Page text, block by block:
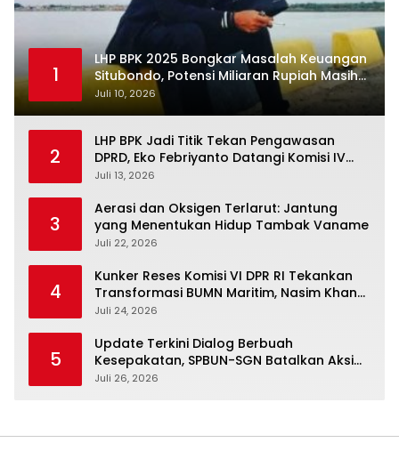
1
LHP BPK 2025 Bongkar Masalah Keuangan
Situbondo, Potensi Miliaran Rupiah Masih
Belum Terkelola
Juli 10, 2026
2
LHP BPK Jadi Titik Tekan Pengawasan
DPRD, Eko Febriyanto Datangi Komisi IV
dan Ajak Dewan Kembali Berpijak pada
Juli 13, 2026
3
Aerasi dan Oksigen Terlarut: Jantung
yang Menentukan Hidup Tambak Vaname
Juli 22, 2026
4
Kunker Reses Komisi VI DPR RI Tekankan
Transformasi BUMN Maritim, Nasim Khan
Kawal Penguatan Sektor Laut
Juli 24, 2026
5
Update Terkini Dialog Berbuah
Kesepakatan, SPBUN-SGN Batalkan Aksi
Nasional Setelah Holding Penuhi Sejumlah
Juli 26, 2026